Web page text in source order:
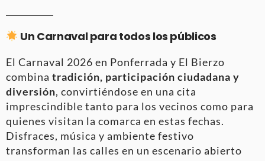
Un Carnaval para todos los públicos
El Carnaval 2026 en Ponferrada y El Bierzo
combina tradición, participación ciudadana y
diversión, convirtiéndose en una cita
imprescindible tanto para los vecinos como para
quienes visitan la comarca en estas fechas.
Disfraces, música y ambiente festivo
transforman las calles en un escenario abierto